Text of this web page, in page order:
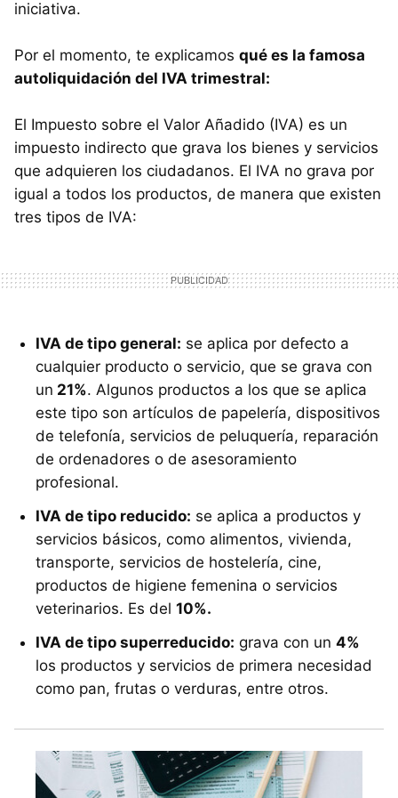
iniciativa.
Por el momento, te explicamos qué es la famosa
autoliquidación del IVA trimestral:
El Impuesto sobre el Valor Añadido (IVA) es un
impuesto indirecto que grava los bienes y servicios
que adquieren los ciudadanos. El IVA no grava por
igual a todos los productos, de manera que existen
tres tipos de IVA:
IVA de tipo general: se aplica por defecto a
cualquier producto o servicio, que se grava con
un 21%. Algunos productos a los que se aplica
este tipo son artículos de papelería, dispositivos
de telefonía, servicios de peluquería, reparación
de ordenadores o de asesoramiento
profesional.
IVA de tipo reducido: se aplica a productos y
servicios básicos, como alimentos, vivienda,
transporte, servicios de hostelería, cine,
productos de higiene femenina o servicios
veterinarios. Es del 10%.
IVA de tipo superreducido: grava con un 4%
los productos y servicios de primera necesidad
como pan, frutas o verduras, entre otros.